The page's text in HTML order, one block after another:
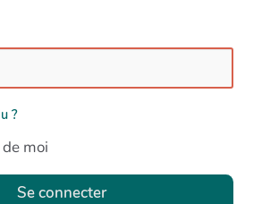
?
moi
Se connecter